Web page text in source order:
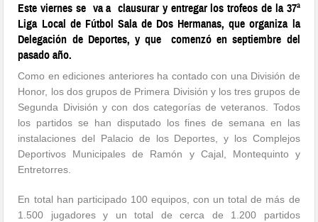
Este viernes se va a clausurar y entregar los trofeos de la 37ª
Liga Local de Fútbol Sala de Dos Hermanas, que organiza la
Delegación de Deportes, y que comenzó en septiembre del
pasado año.
Como en ediciones anteriores ha contado con una División de
Honor, los dos grupos de Primera División y los tres grupos de
Segunda División y con dos categorías de veteranos. Todos
los partidos se han disputado los fines de semana en las
instalaciones del Palacio de los Deportes, y los Complejos
Deportivos Municipales de Ramón y Cajal, Montequinto y
Entretorres.
En total han participado 100 equipos, con un total de más de
1.500 jugadores y un total de cerca de 1.200 partidos